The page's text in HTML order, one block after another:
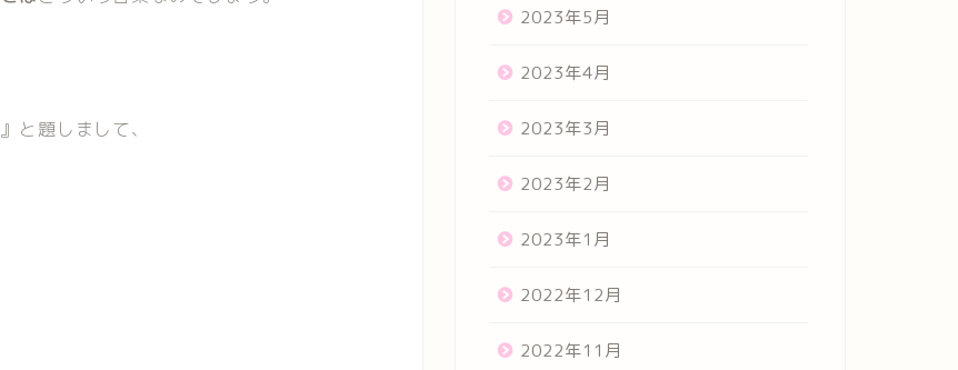
』と題しまして、
2023年5月
2023年4月
2023年3月
2023年2月
2023年1月
2022年12月
2022年11月